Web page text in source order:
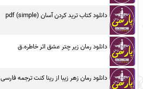
دانلود کتاب ترید کردن آسان (simple) pdf
دانلود رمان زیر چتر عشق اثر خاطره.ق
دانلود رمان زهر زیبا از رینا کنت ترجمه فارسی